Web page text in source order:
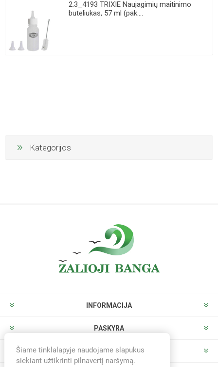
2.3_4193 TRIXIE Naujagimių maitinimo
buteliukas, 57 ml (pak....
Kategorijos
INFORMACIJA
PASKYRA
PARDUOTUVĖ
Šiame tinklalapyje naudojame slapukus
siekiant užtikrinti pilnavertį naršymą.